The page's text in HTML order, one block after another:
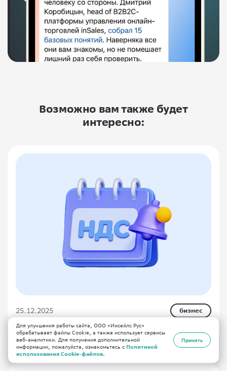
Возможно вам также будет
интересно:
25.12.2025 бизнес
Налоговая реформа 2026 года
Для улучшения работы сайта, ООО «Инсейлс Рус»
обрабатывает файлы Cookie, а также использует сервисы
веб-аналитики. Для получения дополнительной
информации, пожалуйста, ознакомьтесь с Политикой
использования Cookie-файлов.
Принять